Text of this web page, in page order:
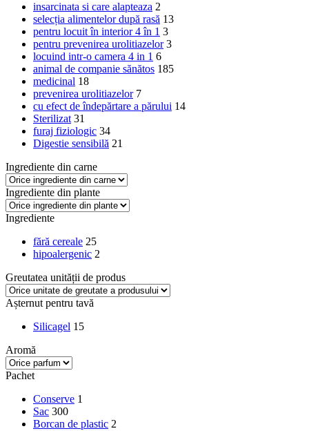
insarcinata si care alapteaza 2
selecția alimentelor după rasă 13
pentru locuit în interior 4 în 1 3
pentru prevenirea urolitiazelor 3
locuind intr-o camera 4 in 1 6
animal de companie sănătos 185
medicinal 18
prevenirea urolitiazelor 7
cu efect de îndepărtare a părului 14
Sterilizat 31
furaj fiziologic 34
Digestie sensibilă 21
Ingrediente din carne
Ingrediente din plante
Ingrediente
fără cereale 25
hipoalergenic 2
Greutatea unității de produs
Așternut pentru tavă
Silicagel 15
Aromă
Pachet
Conserve 1
Sac 300
Borcan de plastic 2